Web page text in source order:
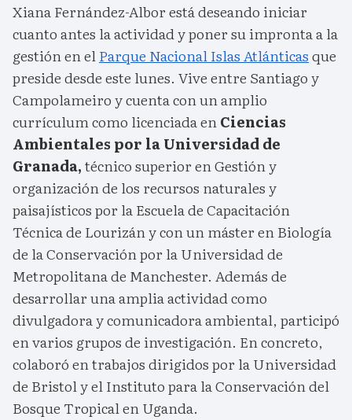
Xiana Fernández-Albor está deseando iniciar
cuanto antes la actividad y poner su impronta a la
gestión en elParque Nacional Islas Atlánticasque
preside desde este lunes. Vive entre Santiago y
Campolameiro y cuenta con un amplio
currículum como licenciada enCiencias
Ambientales por la Universidad de
Granada,técnico superior en Gestión y
organización de los recursos naturales y
paisajísticos por la Escuela de Capacitación
Técnica de Lourizán y con un máster en Biología
de la Conservación por la Universidad de
Metropolitana de Manchester. Además de
desarrollar una amplia actividad como
divulgadora y comunicadora ambiental, participó
en varios grupos de investigación. En concreto,
colaboró en trabajos dirigidos por la Universidad
de Bristol y el Instituto para la Conservación del
Bosque Tropical en Uganda.